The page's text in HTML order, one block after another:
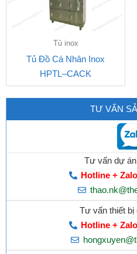
Tủ inox
Tủ Đồ Cá Nhân Inox
HPTL–CACK
TƯ VẤN
Tư vấn dự án
Hotline +
Tư vấn thiết bị
Hotline +